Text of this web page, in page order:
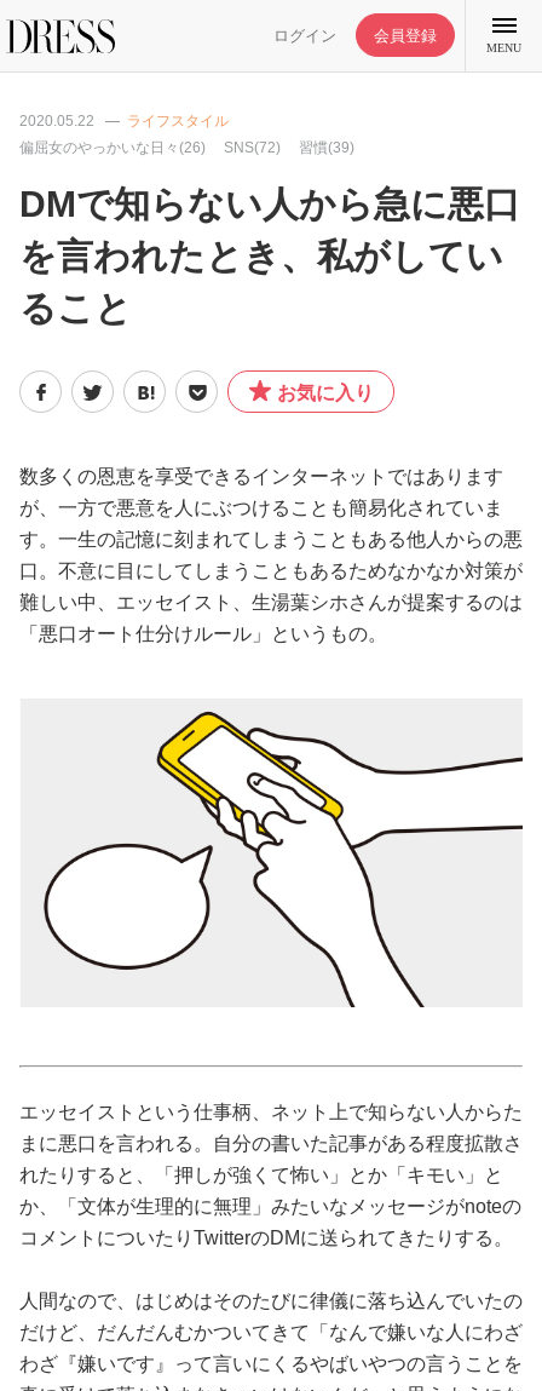
ログイン 会員登録
MENU
DRESS部活
ライフスタイル
恋愛/結婚/離婚
妊娠/出産/家族
ココロ/カラダ
性と愛
ゲーム
2020.05.22
ライフスタイル
偏屈女のやっかいな日々(26)
SNS(72) 習慣(39)
DMで知らない人から急に悪口
を言われたとき、私がしてい
ること
お気に入り
数多くの恩恵を享受できるインターネットではあります
が、一方で悪意を人にぶつけることも簡易化されていま
す。一生の記憶に刻まれてしまうこともある他人からの悪
口。不意に目にしてしまうこともあるためなかなか対策が
難しい中、エッセイスト、生湯葉シホさんが提案するのは
「悪口オート仕分けルール」というもの。
エッセイストという仕事柄、ネット上で知らない人からた
まに悪口を言われる。自分の書いた記事がある程度拡散さ
れたりすると、「押しが強くて怖い」とか「キモい」と
か、「文体が生理的に無理」みたいなメッセージがnoteの
コメントについたりTwitterのDMに送られてきたりする。
人間なので、はじめはそのたびに律儀に落ち込んでいたの
だけど、だんだんむかついてきて「なんで嫌いな人にわざ
わざ『嫌いです』って言いにくるやばいやつの言うことを